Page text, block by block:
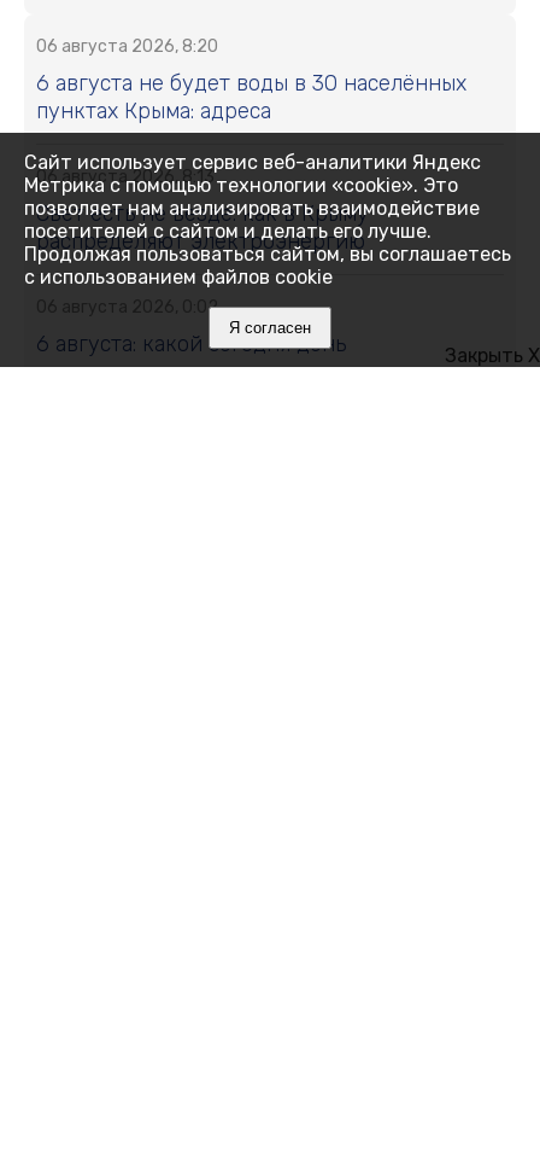
06 августа 2026, 8:20
6 августа не будет воды в 30 населённых
пунктах Крыма: адреса
06 августа 2026, 8:13
Свет есть не везде: как в Крыму
распределяют электроэнергию
06 августа 2026, 0:02
6 августа: какой сегодня день Закрыть X
Сайт использует сервис веб-аналитики Яндекс
Метрика с помощью технологии «cookie». Это
позволяет нам анализировать взаимодействие
посетителей с сайтом и делать его лучше.
Продолжая пользоваться сайтом, вы соглашаетесь
с использованием файлов cookie
Я согласен